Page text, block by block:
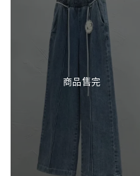
商品售完